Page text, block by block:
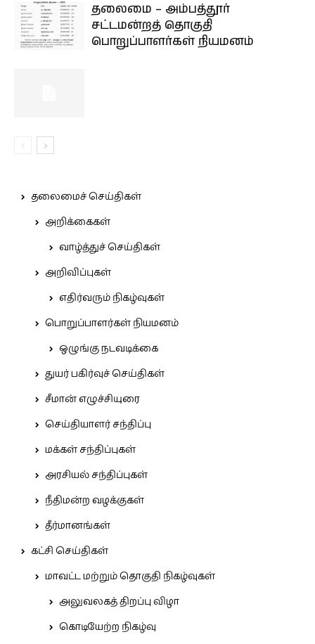
தலைமை – அம்பத்தூர்
சட்டமன்றத் தொகுதி
பொறுப்பாளர்கள் நியமனம்
தலைமைச் செய்திகள்
அறிக்கைகள்
வாழ்த்துச் செய்திகள்
அறிவிப்புகள்
எதிர்வரும் நிகழ்வுகள்
பொறுப்பாளர்கள் நியமனம்
ஒழுங்கு நடவடிக்கை
துயர் பகிர்வுச் செய்திகள்
சீமான் எழுச்சியுரை
செய்தியாளர் சந்திப்பு
மக்கள் சந்திப்புகள்
அரசியல் சந்திப்புகள்
நீதிமன்ற வழக்குகள்
தீர்மானங்கள்
கட்சி செய்திகள்
மாவட்ட மற்றும் தொகுதி நிகழ்வுகள்
அலுவலகத் திறப்பு விழா
கொடியேற்ற நிகழ்வு